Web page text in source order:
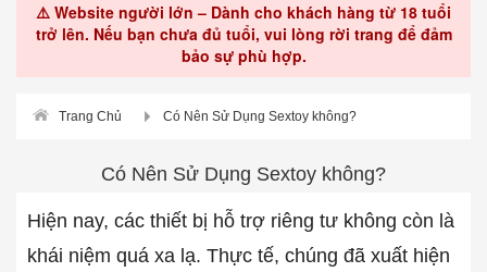
⚠️ Website người lớn – Dành cho khách hàng từ 18 tuổi
trở lên. Nếu bạn chưa đủ tuổi, vui lòng rời trang để đảm
bảo sự phù hợp.
Trang Chủ Có Nên Sử Dụng Sextoy không?
Có Nên Sử Dụng Sextoy không?
Hiện nay, các thiết bị hỗ trợ riêng tư không còn là
khái niệm quá xa lạ. Thực tế, chúng đã xuất hiện